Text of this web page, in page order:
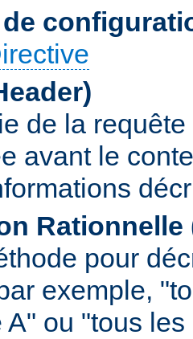
de la
avant le
pour
exemple,
A" ou "tous